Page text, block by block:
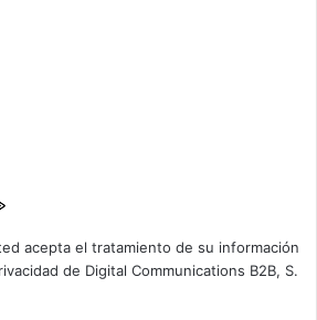
acepta el tratamiento de su información
de Digital Communications B2B, S.